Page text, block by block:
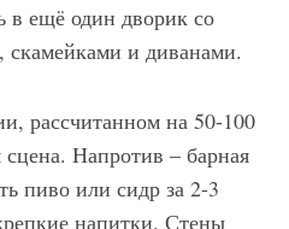
в ещё один дворик со
скамейками и диванами.
рассчитанном на 50-100
Напротив – барная
пиво или сидр за 2-3
напитки. Стены